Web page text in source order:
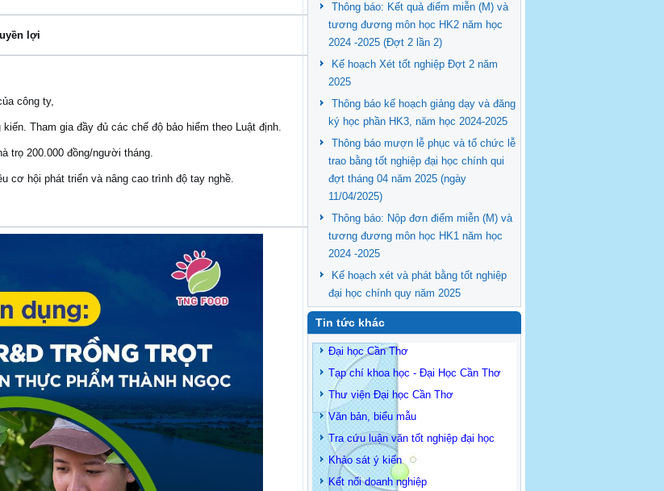
lợi
công ty,
Tham gia đầy đủ các chế độ bảo hiểm theo Luật định.
trọ 200.000 đồng/người tháng.
hội phát triển và nâng cao trình độ tay nghề.
Thông báo: Kết quả điểm miễn (M) và
tương đương môn học HK2 năm học
2024 -2025 (Đợt 2 lần 2)
Kế hoạch Xét tốt nghiệp Đợt 2 năm
2025
Thông báo kế hoạch giảng dạy và đăng
ký học phần HK3, năm học 2024-2025
Thông báo mượn lễ phục và tổ chức lễ
trao bằng tốt nghiệp đại học chính qui
đợt tháng 04 năm 2025 (ngày
11/04/2025)
Thông báo: Nộp đơn điểm miễn (M) và
tương đương môn học HK1 năm học
2024 -2025
Kế hoạch xét và phát bằng tốt nghiệp
đại học chính quy năm 2025
Tin tức khác
Đại học Cần Thơ
Tạp chí khoa học - Đại Học Cần Thơ
Thư viện Đại học Cần Thơ
Văn bản, biểu mẫu
Tra cứu luận văn tốt nghiệp đại học
Khảo sát ý kiến
Kết nối doanh nghiệp